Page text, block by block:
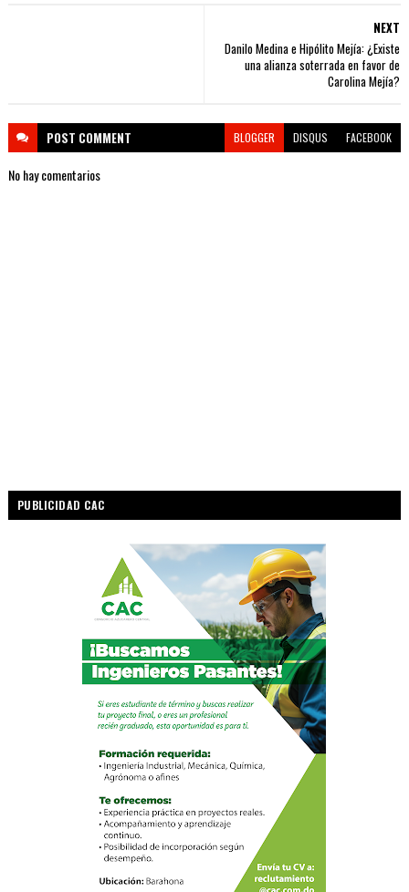
NEXT
Danilo Medina e Hipólito Mejía: ¿Existe
una alianza soterrada en favor de
Carolina Mejía?
POST COMMENT BLOGGER DISQUS FACEBOOK
No hay comentarios
PUBLICIDAD CAC